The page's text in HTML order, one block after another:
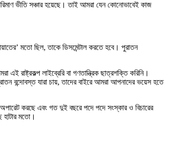
ভীতি সঞ্চার হয়েছে। তাই আমরা যেন কোনোভাবেই কাজ
মতো ছিল, তাকে ডিসমেন্টাল করতে হবে। পুরাতন
রাষ্ট্রকল্প লাইব্রেরি বা গণতান্ত্রিক ছাত্রশক্তি করিনি।
বন্দোবস্ত যারা চায়, তাদের বাইরে আমরা আপনাদের ভয়েস হতে
করছে এবং গত দুই বছরে পদে পদে সংস্কার ও বিচারের
হাটার মতো।